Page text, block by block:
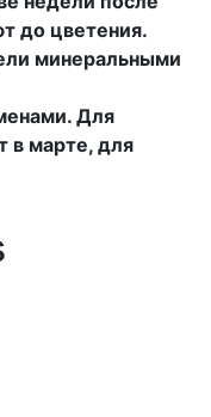
до цветения.
минеральными
Для
в марте, для